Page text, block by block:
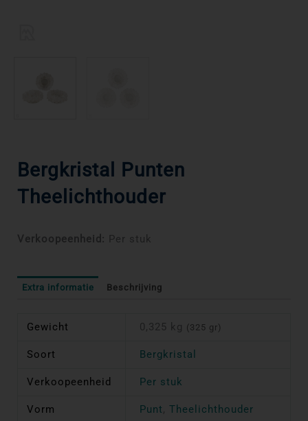
Bergkristal Punten
Theelichthouder
Verkoopeenheid: Per stuk
Extra informatie Beschrijving
Gewicht 0,325 kg (325 gr)
Soort Bergkristal
Verkoopeenheid Per stuk
Vorm Punt, Theelichthouder